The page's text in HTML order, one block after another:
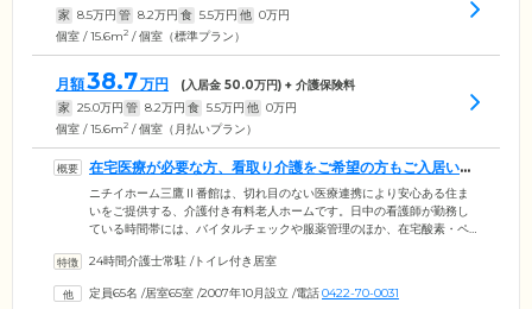
家 8.5万円 管 8.2万円 食 5.5万円 他 0万円
個室 / 15.6m2 / 個室（標準プラン）
月額38.7万円 (入居金 50.0万円) + 介護保険料
家 25.0万円 管 8.2万円 食 5.5万円 他 0万円
個室 / 15.6m2 / 個室（月払いプラン）
在宅医療が必要な方、看取り介護をご希望の方もご入居いた
だけます
ニチイホーム三鷹Ⅱ番館は、切れ目のない医療連携により安心ある住ま
いをご提供する、介護付き有料老人ホームです。日中の看護師が勤務し
ている時間帯には、バイタルチェックや服薬管理のほか、在宅酸素・ペ
しています。自宅での対応が困難な在宅ケアを必要とする方、看取り介
よる訪問診療や、入院が必要になった際の医療機関の紹介、夜間の病状
24時間介護士常駐 /トイレ付き居室
定員65名 /居室65室 /2007年10月設立 /電話0422-70-0031